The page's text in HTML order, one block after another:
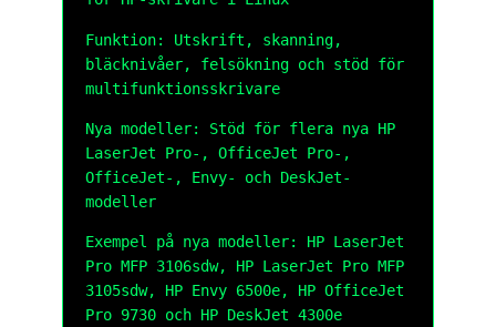
Funktion: Utskrift, skanning,
bläcknivåer, felsökning och stöd för
multifunktionsskrivare
Nya modeller: Stöd för flera nya HP
LaserJet Pro-, OfficeJet Pro-,
OfficeJet-, Envy- och DeskJet-
modeller
Exempel på nya modeller: HP LaserJet
Pro MFP 3106sdw, HP LaserJet Pro MFP
3105sdw, HP Envy 6500e, HP OfficeJet
Pro 9730 och HP DeskJet 4300e